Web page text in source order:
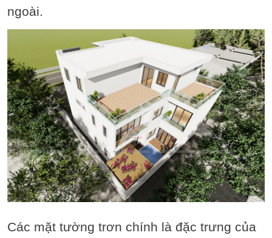
ngoài.
Các mặt tường trơn chính là đặc trưng của